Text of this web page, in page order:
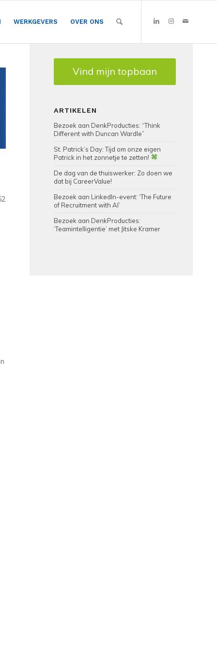
WERKGEVERS OVER ONS
Vind mijn topbaan
ARTIKELEN
Bezoek aan DenkProducties: “Think
Different with Duncan Wardle”
St. Patrick’s Day: Tijd om onze eigen
Patrick in het zonnetje te zetten!
De dag van de thuiswerker: Zo doen we
dat bij CareerValue!
Bezoek aan LinkedIn-event: ‘The Future
of Recruitment with AI’
Bezoek aan DenkProducties:
‘Teamintelligentie’ met Jitske Kramer